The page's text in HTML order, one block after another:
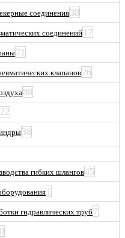
соединения38
соединений17
71
клапанов26
88
22
38
гибких шлангов45
1
гидравлических труб7